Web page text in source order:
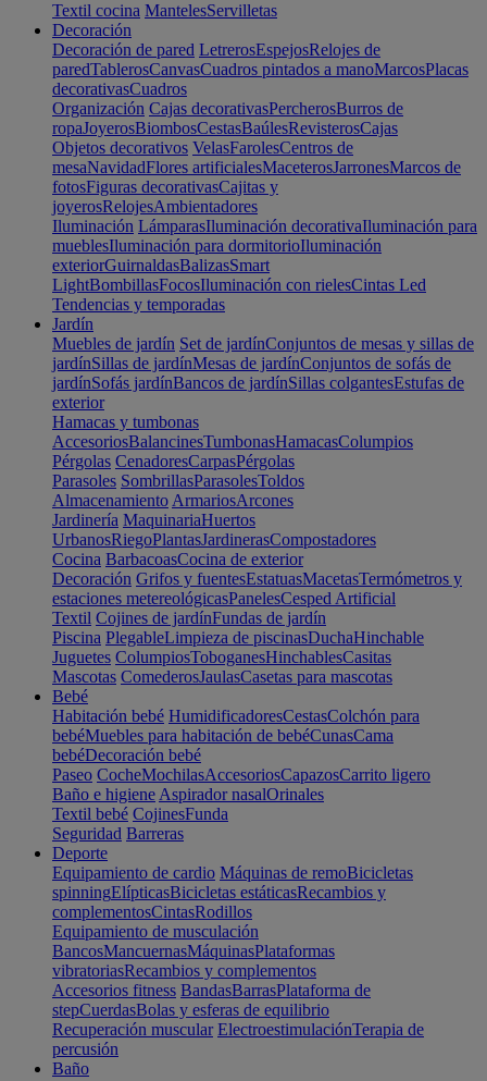
Textil cocina MantelesServilletas
Decoración
Decoración de pared LetrerosEspejosRelojes de
paredTablerosCanvasCuadros pintados a manoMarcosPlacas
decorativasCuadros
Organización Cajas decorativasPercherosBurros de
ropaJoyerosBiombosCestasBaúlesRevisterosCajas
Objetos decorativos VelasFarolesCentros de
mesaNavidadFlores artificialesMaceterosJarronesMarcos de
fotosFiguras decorativasCajitas y
joyerosRelojesAmbientadores
Iluminación LámparasIluminación decorativaIluminación para
mueblesIluminación para dormitorioIluminación
exteriorGuirnaldasBalizasSmart
LightBombillasFocosIluminación con rielesCintas Led
Tendencias y temporadas
Jardín
Muebles de jardín Set de jardínConjuntos de mesas y sillas de
jardínSillas de jardínMesas de jardínConjuntos de sofás de
jardínSofás jardínBancos de jardínSillas colgantesEstufas de
exterior
Hamacas y tumbonas
AccesoriosBalancinesTumbonasHamacasColumpios
Pérgolas CenadoresCarpasPérgolas
Parasoles SombrillasParasolesToldos
Almacenamiento ArmariosArcones
Jardinería MaquinariaHuertos
UrbanosRiegoPlantasJardinerasCompostadores
Cocina BarbacoasCocina de exterior
Decoración Grifos y fuentesEstatuasMacetasTermómetros y
estaciones metereológicasPanelesCesped Artificial
Textil Cojines de jardínFundas de jardín
Piscina PlegableLimpieza de piscinasDuchaHinchable
Juguetes ColumpiosToboganesHinchablesCasitas
Mascotas ComederosJaulasCasetas para mascotas
Bebé
Habitación bebé HumidificadoresCestasColchón para
bebéMuebles para habitación de bebéCunasCama
bebéDecoración bebé
Paseo CocheMochilasAccesoriosCapazosCarrito ligero
Baño e higiene Aspirador nasalOrinales
Textil bebé CojinesFunda
Seguridad Barreras
Deporte
Equipamiento de cardio Máquinas de remoBicicletas
spinningElípticasBicicletas estáticasRecambios y
complementosCintasRodillos
Equipamiento de musculación
BancosMancuernasMáquinasPlataformas
vibratoriasRecambios y complementos
Accesorios fitness BandasBarrasPlataforma de
stepCuerdasBolas y esferas de equilibrio
Recuperación muscular ElectroestimulaciónTerapia de
percusión
Baño